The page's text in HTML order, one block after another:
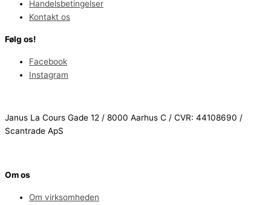
Handelsbetingelser
Kontakt os
Følg os!
Facebook
Instagram
Janus La Cours Gade 12 / 8000 Aarhus C / CVR: 44108690 /
Scantrade ApS
Om os
Om virksomheden